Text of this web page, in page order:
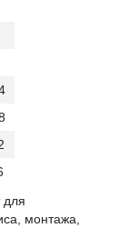
для
монтажа,